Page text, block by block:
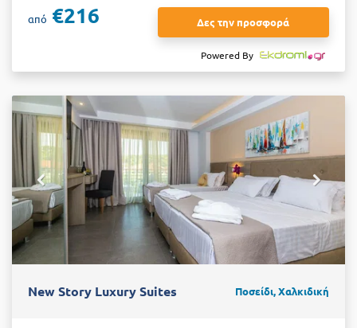
από €216 Δες την προσφορά
Powered By
New Story Luxury Suites Ποσείδι, Χαλκιδική